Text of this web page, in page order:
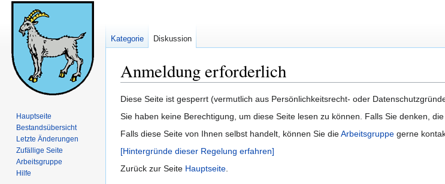
Anmeldung erforderlich
Zur
Navigation
Zur
Suche
Diese Seite ist gesperrt (vermutlich aus Persönlichkeitsrecht- oder
Sie haben keine Berechtigung, um diese Seite lesen zu können. Falls Sie denken,
Falls diese Seite von Ihnen selbst handelt, können Sie dieArbeitsgruppe gerne
[Hintergründe dieser Regelung erfahren]
Zurück zur Seite Hauptseite.
Kategorie Diskussion
Hauptseite
Bestandsübersicht
Letzte Änderungen
Zufällige Seite
Arbeitsgruppe
Hilfe